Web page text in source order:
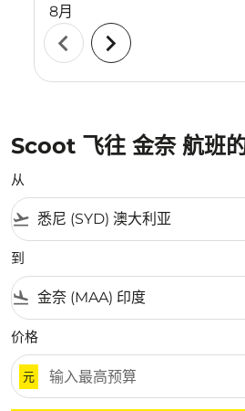
8月
chevron_left chevron_right
Scoot 飞往 金奈 航班
从
flight_takeoff
到
flight_land
价格
元